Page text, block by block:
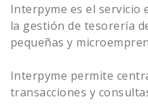
Interpyme es el servicio
la gestión de tesorería
pequeñas y
Interpyme permite
transacciones y